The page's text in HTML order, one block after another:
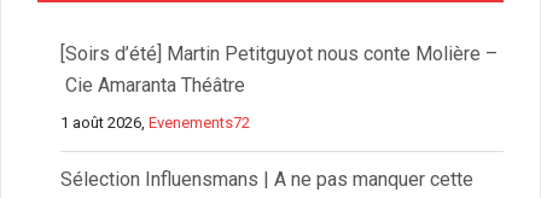
[Soirs d’été] Martin Petitguyot nous conte Molière –
Cie Amaranta Théâtre
1 août 2026,Evenements72
Sélection Influensmans | A ne pas manquer cette